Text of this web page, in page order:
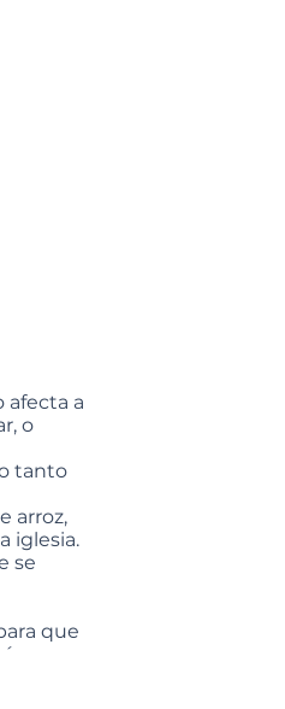
afecta a
o
tanto
arroz,
iglesia.
se
que
como